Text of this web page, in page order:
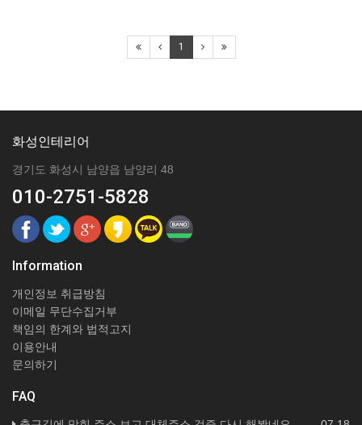
1
화성인테리어
경기도 화성시 남양읍 남양리 48
010-2751-5828
Information
개인정보 취급방침
이메일 무단수집거부
책임의 한계와 법적고지
이용안내
문의하기
FAQ